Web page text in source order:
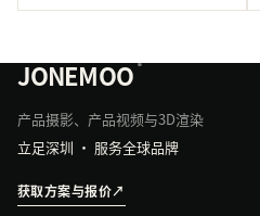
JONEMOO ®
产品摄影、产品视频与3D渲染
立足深圳 · 服务全球品牌
获取方案与报价↗